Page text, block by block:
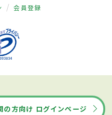
会員登録
の方向け ログインページ